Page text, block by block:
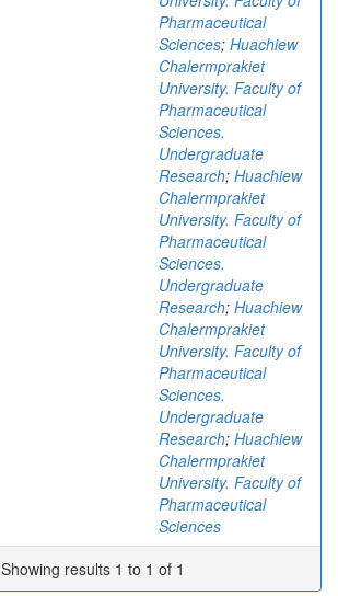
Pharmaceutical
Sciences; Huachiew
Chalermprakiet
University. Faculty of
Pharmaceutical
Sciences.
Undergraduate
Research; Huachiew
Chalermprakiet
University. Faculty of
Pharmaceutical
Sciences.
Undergraduate
Research; Huachiew
Chalermprakiet
University. Faculty of
Pharmaceutical
Sciences.
Undergraduate
Research; Huachiew
Chalermprakiet
University. Faculty of
Pharmaceutical
Sciences
Showing results 1 to 1 of 1